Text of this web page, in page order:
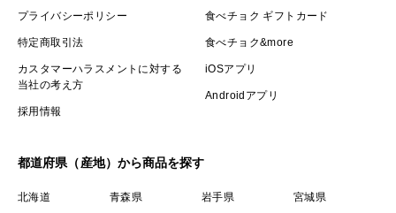
プライバシーポリシー
特定商取引法
カスタマーハラスメントに対する
当社の考え方
採用情報
食べチョク ギフトカード
食べチョク&more
iOSアプリ
Androidアプリ
都道府県（産地）から商品を探す
北海道 青森県 岩手県
宮城県